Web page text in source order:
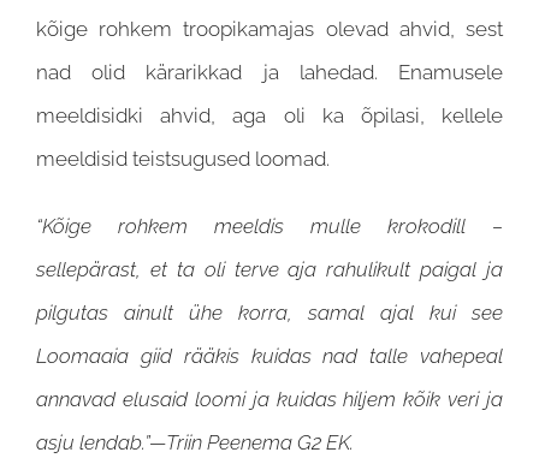
kõige rohkem troopikamajas olevad ahvid, sest
nad olid kärarikkad ja lahedad. Enamusele
meeldisidki ahvid, aga oli ka õpilasi, kellele
meeldisid teistsugused loomad.
“Kõige rohkem meeldis mulle krokodill –
sellepärast, et ta oli terve aja rahulikult paigal ja
pilgutas ainult ühe korra, samal ajal kui see
Loomaaia giid rääkis kuidas nad talle vahepeal
annavad elusaid loomi ja kuidas hiljem kõik veri ja
asju lendab.”—Triin Peenema G2 EK.